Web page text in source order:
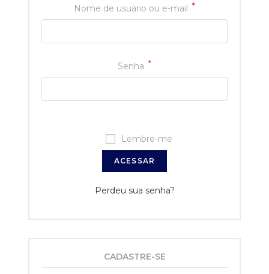
Nome de usuário ou e-mail *
Senha *
Lembre-me
ACESSAR
Perdeu sua senha?
CADASTRE-SE